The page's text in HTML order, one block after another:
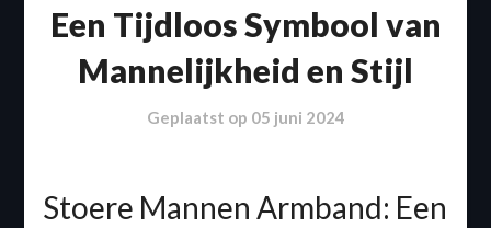
Een Tijdloos Symbool van
Mannelijkheid en Stijl
Geplaatst op 05 juni 2024
Stoere Mannen Armband: Een